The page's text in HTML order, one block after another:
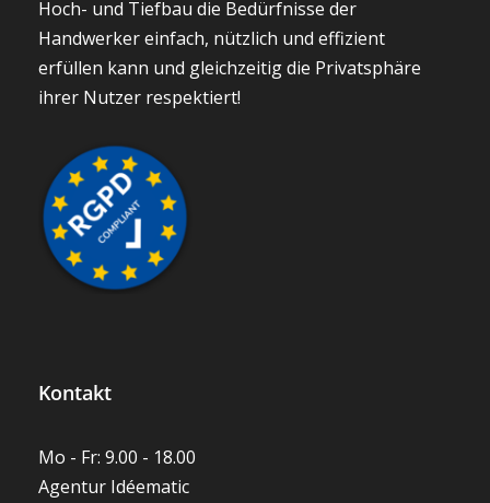
Hoch- und Tiefbau die Bedürfnisse der
Handwerker einfach, nützlich und effizient
erfüllen kann und gleichzeitig die Privatsphäre
ihrer Nutzer respektiert!
Kontakt
Mo - Fr: 9.00 - 18.00
Agentur Idéematic